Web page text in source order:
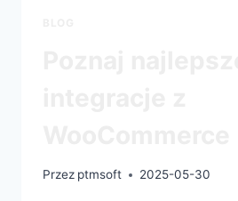
Przez ptmsoft 2025-05-30